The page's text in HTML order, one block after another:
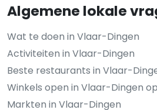
Algemene lokale
Wat te doen in Vlaar-Dingen
Activiteiten in Vlaar-Dingen
Beste restaurants in Vlaar-
Winkels open in Vlaar-Dingen
Markten in Vlaar-Dingen